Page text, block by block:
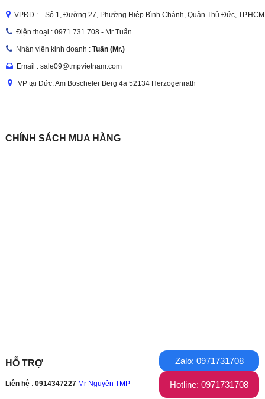
VPĐD : Số 1, Đường 27, Phường Hiệp Bình Chánh, Quận Thủ Đức, TP.HCM
Điện thoại : 0971 731 708 - Mr Tuấn
Nhân viên kinh doanh : Tuấn (Mr.)
Email : sale09@tmpvietnam.com
VP tại Đức: Am Boscheler Berg 4a 52134 Herzogenrath
CHÍNH SÁCH MUA HÀNG
HỖ TRỢ
Liên hệ : 0914347227Mr Nguyên TMP
Zalo: 0971731708
Hotline: 0971731708